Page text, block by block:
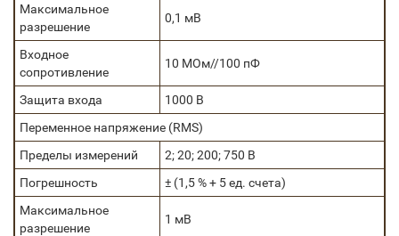
Максимальное
разрешение
0,1 мВ
Входное
сопротивление
10 МОм//100 пФ
Защита входа
1000 В
Переменное напряжение (RMS)
Пределы измерений
2; 20; 200; 750 В
Погрешность
± (1,5 % + 5 ед. счета)
Максимальное
разрешение
1 мВ